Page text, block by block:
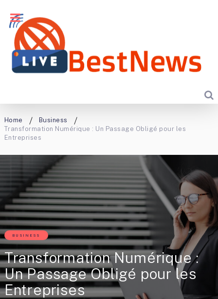
Home
Business
Transformation Numérique : Un Passage Obligé pour les
Entreprises
BUSINESS
Transformation Numérique :
Un Passage Obligé pour les
Entreprises